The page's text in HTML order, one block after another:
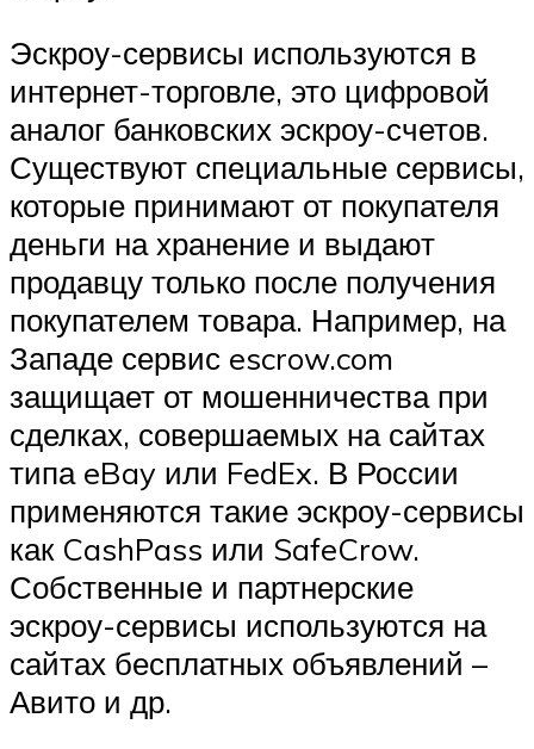
Эскроу-сервисы используются в
интернет-торговле, это цифровой
аналог банковских эскроу-счетов.
Существуют специальные сервисы,
которые принимают от покупателя
деньги на хранение и выдают
продавцу только после получения
покупателем товара. Например, на
Западе сервис escrow.com
защищает от мошенничества при
сделках, совершаемых на сайтах
типа eBay или FedEx. В России
применяются такие эскроу-сервисы
как CashPass или SafeCrow.
Собственные и партнерские
эскроу-сервисы используются на
сайтах бесплатных объявлений –
Авито и др.